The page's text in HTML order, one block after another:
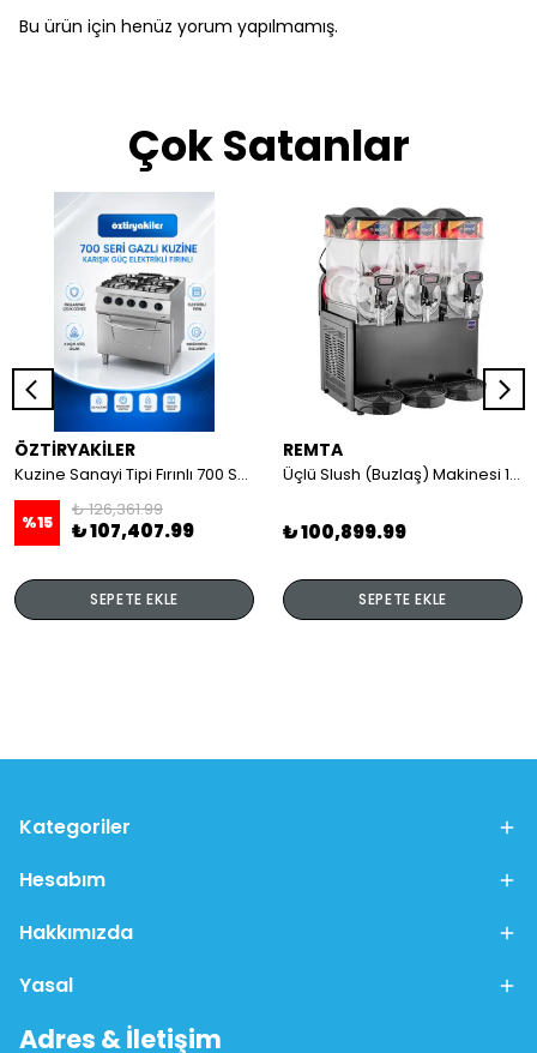
Bu ürün için henüz yorum yapılmamış.
Çok Satanlar
ÖZTİRYAKİLER
Kuzine Sanayi Tipi Fırınlı 700 Seri Gazlı 4 Açık Ateş 80x70x85 (Lp)-2X6Kw+2X7,5Kw+6Kw Elektrikli Fırın
%15
₺ 126,361.99
₺ 107,407.99
SEPETE EKLE
REMTA
Üçlü Slush (Buzlaş) Makinesi 12+12+12 lt
₺ 100,899.99
SEPETE EKLE
Kategoriler
Hesabım
Hakkımızda
Yasal
Adres & İletişim